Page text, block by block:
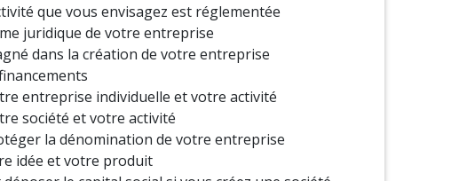
que vous envisagez est réglementée
juridique de votre entreprise
dans la création de votre entreprise
entreprise individuelle et votre activité
société et votre activité
la dénomination de votre entreprise
idée et votre produit